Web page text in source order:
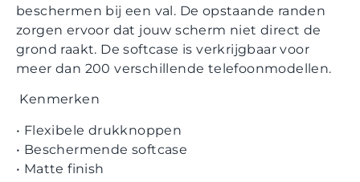
beschermen bij een val. De opstaande randen
zorgen ervoor dat jouw scherm niet direct de
grond raakt. De softcase is verkrijgbaar voor
meer dan 200 verschillende telefoonmodellen.
Kenmerken
• Flexibele drukknoppen
• Beschermende softcase
• Matte finish